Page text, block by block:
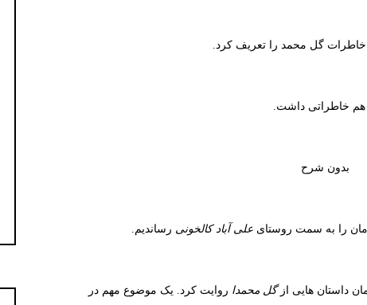
گل محمد را تعریف کرد.
هم خاطراتی داشت.
بدون شرح
را به سمت روستای علی آباد کالخونی رساندیم.
داستان هایی ازگل محمدا روایت کرد. یک موضوع مهم در